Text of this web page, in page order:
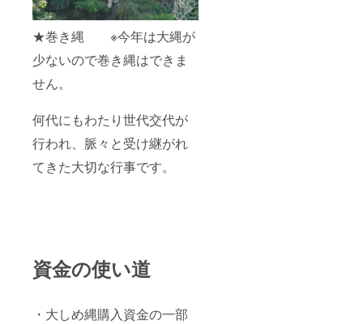
★巻き縄 ※今年は大縄が
少ないので巻き縄はできま
せん。
何代にもわたり世代交代が
行われ、脈々と受け継がれ
てきた大切な行事です。
資金の使い道
・大しめ縄購入資金の一部